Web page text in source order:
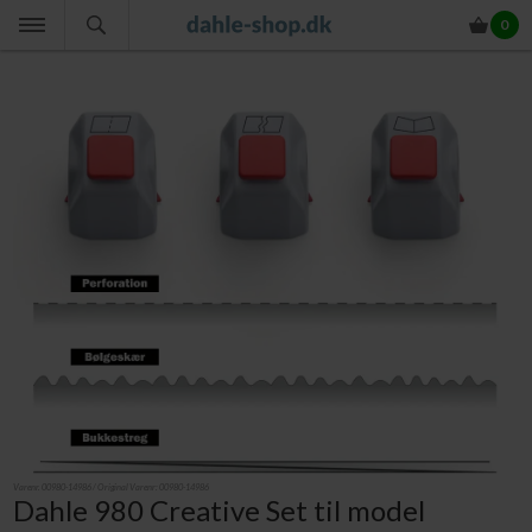
0
Dahle 980 Creative Set til model